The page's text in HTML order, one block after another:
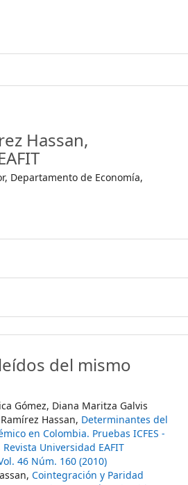
Hassan,
Departamento de Economía,
del mismo
Gómez, Diana Maritza Galvis
Hassan, Determinantes del
en Colombia. Pruebas ICFES -
Revista Universidad EAFIT
46 Núm. 160 (2010)
Cointegración y Paridad